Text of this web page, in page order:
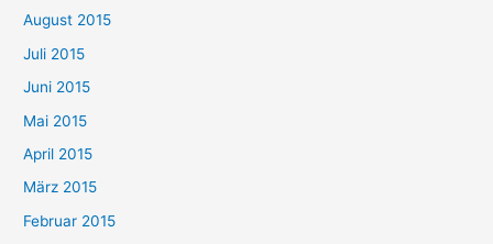
August 2015
Juli 2015
Juni 2015
Mai 2015
April 2015
März 2015
Februar 2015